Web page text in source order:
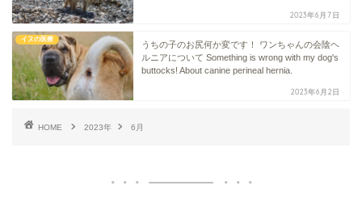
2023年6月7日
イヌの医療
うちの子のお尻何か変です！ ワンちゃんの会陰ヘ
ルニアについて Something is wrong with my dog's
buttocks! About canine perineal hernia.
2023年6月2日
HOME 2023年 6月